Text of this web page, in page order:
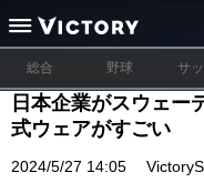
総合 野球 サ
日本企業がスウェー
式ウェアがすごい
2024/5/27 14:05